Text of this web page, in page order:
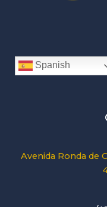
Spanish
Avenida Ronda de